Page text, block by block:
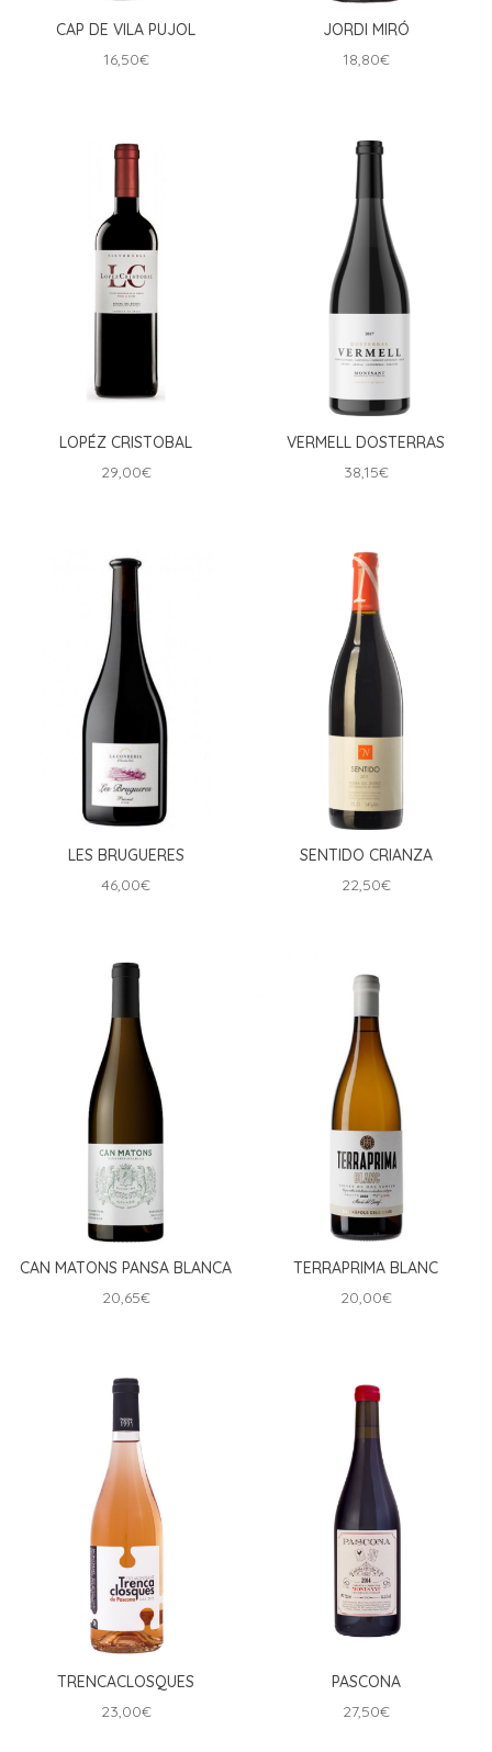
CAP DE VILA PUJOL
16,50€
JORDI MIRÓ
18,80€
LOPÉZ CRISTOBAL
29,00€
VERMELL DOSTERRAS
38,15€
LES BRUGUERES
46,00€
SENTIDO CRIANZA
22,50€
CAN MATONS PANSA BLANCA
20,65€
TERRAPRIMA BLANC
20,00€
TRENCACLOSQUES
23,00€
PASCONA
27,50€